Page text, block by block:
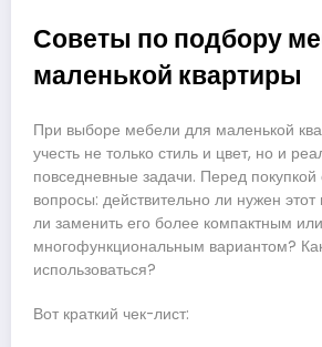
Советы по подбору
маленькой квартиры
При выборе мебели для маленькой
учесть не только стиль и цвет, но и
повседневные задачи. Перед покупкой
вопросы: действительно ли нужен
ли заменить его более компактным или
многофункциональным вариантом?
использоваться?
Вот краткий чек-лист: